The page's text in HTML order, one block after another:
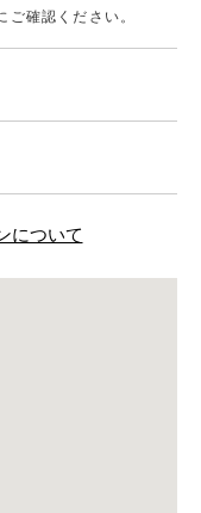
ご確認ください。
について